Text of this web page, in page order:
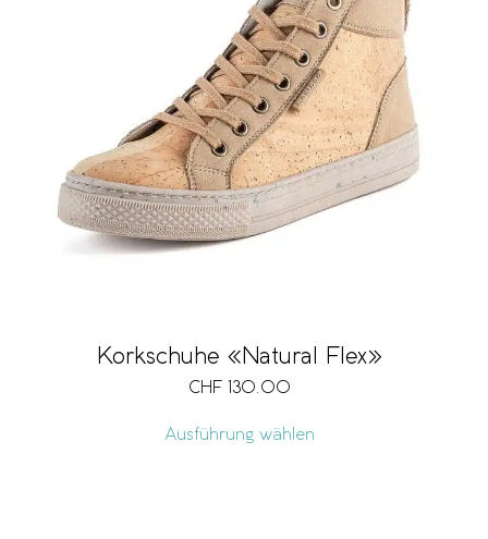
Korkschuhe «Natural Flex»
CHF 130.00
Ausführung wählen